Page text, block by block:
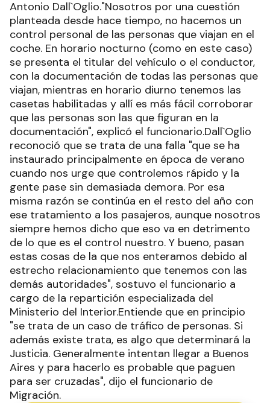
Antonio Dall`Oglio."Nosotros por una cuestión
planteada desde hace tiempo, no hacemos un
control personal de las personas que viajan en el
coche. En horario nocturno (como en este caso)
se presenta el titular del vehículo o el conductor,
con la documentación de todas las personas que
viajan, mientras en horario diurno tenemos las
casetas habilitadas y allí es más fácil corroborar
que las personas son las que figuran en la
documentación", explicó el funcionario.Dall`Oglio
reconoció que se trata de una falla "que se ha
instaurado principalmente en época de verano
cuando nos urge que controlemos rápido y la
gente pase sin demasiada demora. Por esa
misma razón se continúa en el resto del año con
ese tratamiento a los pasajeros, aunque nosotros
siempre hemos dicho que eso va en detrimento
de lo que es el control nuestro. Y bueno, pasan
estas cosas de la que nos enteramos debido al
estrecho relacionamiento que tenemos con las
demás autoridades", sostuvo el funcionario a
cargo de la repartición especializada del
Ministerio del Interior.Entiende que en principio
"se trata de un caso de tráfico de personas. Si
además existe trata, es algo que determinará la
Justicia. Generalmente intentan llegar a Buenos
Aires y para hacerlo es probable que paguen
para ser cruzadas", dijo el funcionario de
Migración.